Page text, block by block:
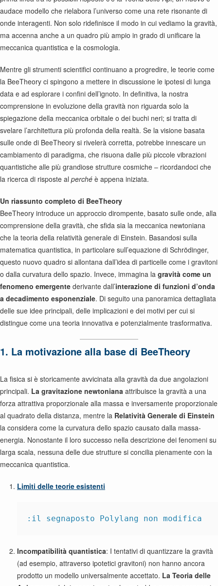
audace modello che rielabora l’universo come una rete risonante di
onde interagenti. Non solo ridefinisce il modo in cui vediamo la gravità,
ma accenna anche a un quadro più ampio in grado di unificare la
meccanica quantistica e la cosmologia.
Mentre gli strumenti scientifici continuano a progredire, le teorie come
la BeeTheory ci spingono a mettere in discussione le ipotesi di lunga
data e ad esplorare i confini dell’ignoto. In definitiva, la nostra
comprensione in evoluzione della gravità non riguarda solo la
spiegazione della meccanica orbitale o dei buchi neri; si tratta di
svelare l’architettura più profonda della realtà. Se la visione basata
sulle onde di BeeTheory si rivelerà corretta, potrebbe innescare un
cambiamento di paradigma, che risuona dalle più piccole vibrazioni
quantistiche alle più grandiose strutture cosmiche – ricordandoci che
la ricerca di risposte al perché è appena iniziata.
Un riassunto completo di BeeTheory
BeeTheory introduce un approccio dirompente, basato sulle onde, alla
comprensione della gravità, che sfida sia la meccanica newtoniana
che la teoria della relatività generale di Einstein. Basandosi sulla
matematica quantistica, in particolare sull’equazione di Schrödinger,
questo nuovo quadro si allontana dall’idea di particelle come i gravitoni
o dalla curvatura dello spazio. Invece, immagina la gravità come un
fenomeno emergente derivante dall’interazione di funzioni d’onda
a decadimento esponenziale. Di seguito una panoramica dettagliata
delle sue idee principali, delle implicazioni e dei motivi per cui si
distingue come una teoria innovativa e potenzialmente trasformativa.
1. La motivazione alla base di BeeTheory
La fisica si è storicamente avvicinata alla gravità da due angolazioni
principali. La gravitazione newtoniana attribuisce la gravità a una
forza attrattiva proporzionale alla massa e inversamente proporzionale
al quadrato della distanza, mentre la Relatività Generale di Einstein
la considera come la curvatura dello spazio causato dalla massa-
energia. Nonostante il loro successo nella descrizione dei fenomeni su
larga scala, nessuna delle due strutture si concilia pienamente con la
meccanica quantistica.
Limiti delle teorie esistenti
:il segnaposto Polylang non modifica
Incompatibilità quantistica: I tentativi di quantizzare la gravità
(ad esempio, attraverso ipotetici gravitoni) non hanno ancora
prodotto un modello universalmente accettato. La Teoria delle